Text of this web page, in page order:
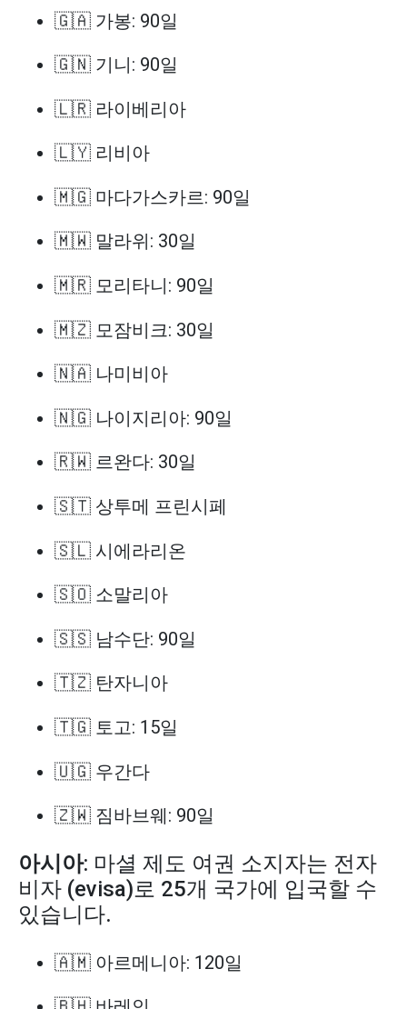
🇬🇦 가봉: 90일
🇬🇳 기니: 90일
🇱🇷 라이베리아
🇱🇾 리비아
🇲🇬 마다가스카르: 90일
🇲🇼 말라위: 30일
🇲🇷 모리타니: 90일
🇲🇿 모잠비크: 30일
🇳🇦 나미비아
🇳🇬 나이지리아: 90일
🇷🇼 르완다: 30일
🇸🇹 상투메 프린시페
🇸🇱 시에라리온
🇸🇴 소말리아
🇸🇸 남수단: 90일
🇹🇿 탄자니아
🇹🇬 토고: 15일
🇺🇬 우간다
🇿🇼 짐바브웨: 90일
아시아: 마셜 제도 여권 소지자는 전자
비자 (evisa)로 25개 국가에 입국할 수
있습니다.
🇦🇲 아르메니아: 120일